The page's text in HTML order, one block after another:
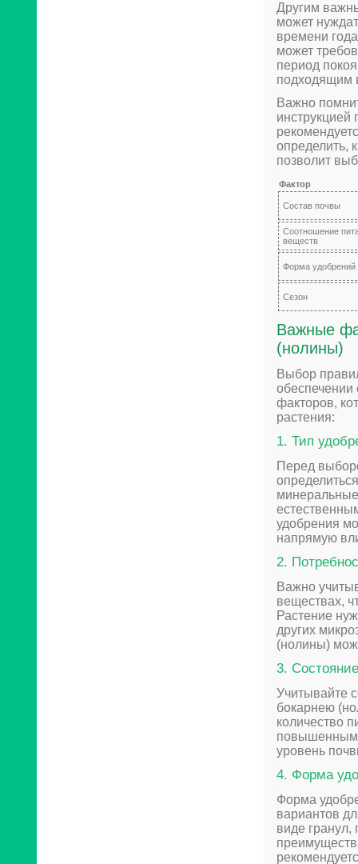
Другим
может
времени
может
период
подходящим
Важно
определить,
позволит
Фактор
Состав почвы
Соотношение
веществ
Форма удобрений
Сезон
Важные
(нолины)
Выбор
обеспечении
факторов,
растения:
1. Тип
Перед
удобрения
напрямую
2.
Важно
веществах,
Растение
других
(нолины)
3.
Учитывайте
бокарнею
количество
повышенным
уровень
4. Форма
Форма
вариантов
виде